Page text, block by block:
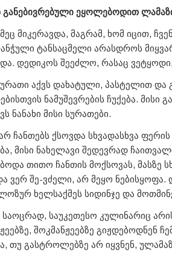
განებივრებული ეყოლებოდით
მიკერავდა, მაგრამ, ხომ იცით,
ტანსაცმელი არასდროს
დედიკოს შეეძლო, რასაც ვეტყოდი,
აქვს დახატული, პასტელით და
ნამუშევრების ჩუქება.
ნანახი მისი სურათები.
ჩანთებს ქსოვდა სხვადასხვა
მისი ნახელავი შედევრად
თითო ჩანთის მოქსოვას, მასზე
ვერ შე-ვძელი, არ მეყო ნებისყოფა.
ხელსაქმეს სიდინჯე და
საოცრად, საუკეთესო კულინარიც
შოკმანჟეებზე გიჟდებოდნენ
თუ გასტროლებზე არ იყვნენ,